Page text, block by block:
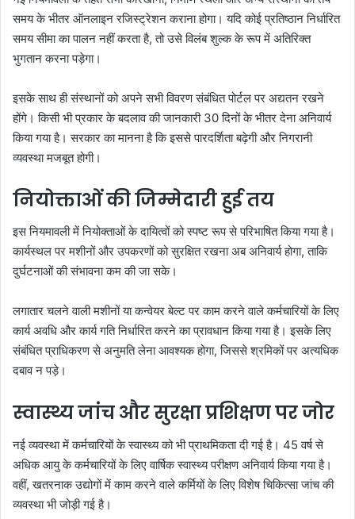
समय के भीतर ऑनलाइन रजिस्ट्रेशन कराना होगा। यदि कोई प्रतिष्ठान निर्धारित
समय सीमा का पालन नहीं करता है, तो उसे विलंब शुल्क के रूप में अतिरिक्त
भुगतान करना पड़ेगा।
इसके साथ ही संस्थानों को अपने सभी विवरण संबंधित पोर्टल पर अद्यतन रखने
होंगे। किसी भी प्रकार के बदलाव की जानकारी 30 दिनों के भीतर देना अनिवार्य
किया गया है। सरकार का मानना है कि इससे पारदर्शिता बढ़ेगी और निगरानी
व्यवस्था मजबूत होगी।
नियोक्ताओं की जिम्मेदारी हुई तय
इस नियमावली में नियोक्ताओं के दायित्वों को स्पष्ट रूप से परिभाषित किया गया है।
कार्यस्थल पर मशीनों और उपकरणों को सुरक्षित रखना अब अनिवार्य होगा, ताकि
दुर्घटनाओं की संभावना कम की जा सके।
लगातार चलने वाली मशीनों या कन्वेयर बेल्ट पर काम करने वाले कर्मचारियों के लिए
कार्य अवधि और कार्य गति निर्धारित करने का प्रावधान किया गया है। इसके लिए
संबंधित प्राधिकरण से अनुमति लेना आवश्यक होगा, जिससे श्रमिकों पर अत्यधिक
दबाव न पड़े।
स्वास्थ्य जांच और सुरक्षा प्रशिक्षण पर जोर
नई व्यवस्था में कर्मचारियों के स्वास्थ्य को भी प्राथमिकता दी गई है। 45 वर्ष से
अधिक आयु के कर्मचारियों के लिए वार्षिक स्वास्थ्य परीक्षण अनिवार्य किया गया है।
वहीं, खतरनाक उद्योगों में काम करने वाले कर्मियों के लिए विशेष चिकित्सा जांच की
व्यवस्था भी जोड़ी गई है।